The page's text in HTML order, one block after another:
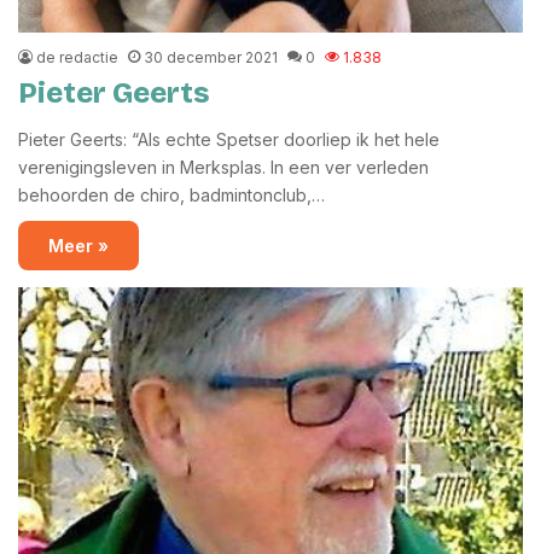
de redactie 30 december 2021 0 1.838
Pieter Geerts
Pieter Geerts: “Als echte Spetser doorliep ik het hele
verenigingsleven in Merksplas. In een ver verleden
behoorden de chiro, badmintonclub,…
Meer »